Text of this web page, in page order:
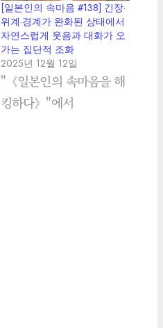
[일본인의 속마음 #138] 긴장·
위계·경계가 완화된 상태에서
자연스럽게 웃음과 대화가 오
가는 집단적 조화
2025년 12월 12일
"《일본인의 속마음을 해
킹하다》"에서